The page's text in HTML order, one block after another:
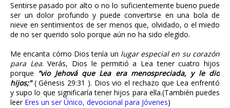
Sentirse pasado por alto o no lo suficientemente bueno puede
ser un dolor profundo y puede convertirse en una bola de
nieve en sentimientos de ser menos que, olvidado, o el miedo
de no ser querido solo porque aún no ha sido elegido.
Me encanta cómo Dios tenía un lugar especial en su corazón
para Lea. Verás, Dios le permitió a Lea tener cuatro hijos
porque “vio Jehová que Lea era menospreciada, y le dio
hijos;"( Génesis 29:31 ). Dios vio el rechazo que Lea enfrentó
y supo lo que significaría tener hijos para ella.(También puedes
leer Eres un ser Único, devocional para Jóvenes)